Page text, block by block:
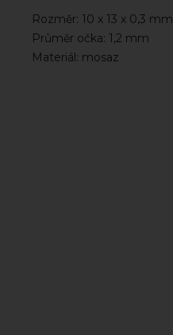
Rozměr: 10 x 13 x 0,3 mm
Průměr očka: 1,2 mm
Materiál: mosaz